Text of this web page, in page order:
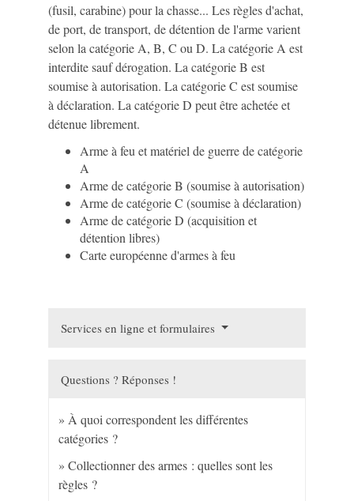
(fusil, carabine) pour la chasse... Les règles d'achat,
de port, de transport, de détention de l'arme varient
selon la catégorie A, B, C ou D. La catégorie A est
interdite sauf dérogation. La catégorie B est
soumise à autorisation. La catégorie C est soumise
à déclaration. La catégorie D peut être achetée et
détenue librement.
Arme à feu et matériel de guerre de catégorie
A
Arme de catégorie B (soumise à autorisation)
Arme de catégorie C (soumise à déclaration)
Arme de catégorie D (acquisition et
détention libres)
Carte européenne d'armes à feu
Services en ligne et formulaires
Questions ? Réponses !
À quoi correspondent les différentes
catégories ?
Collectionner des armes : quelles sont les
règles ?